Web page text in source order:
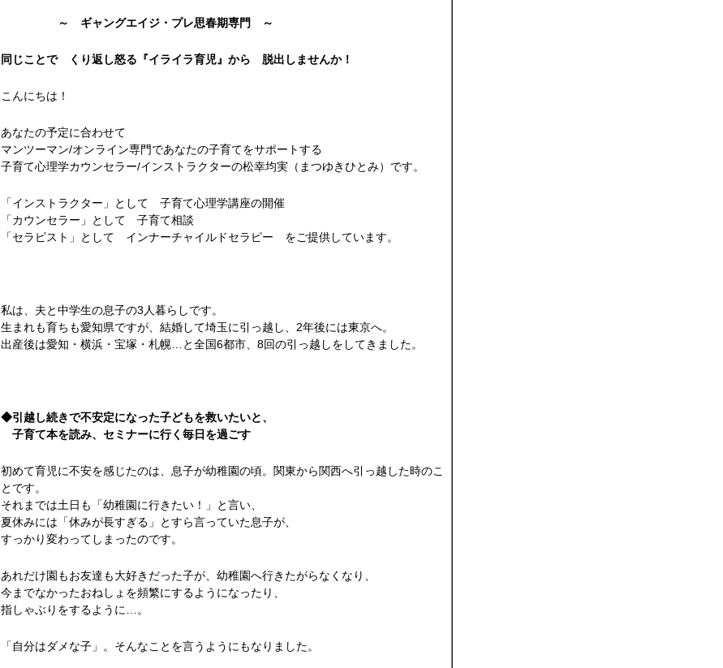
～ ギャングエイジ・プレ思春期専門 ～
同じことで くり返し怒る『イライラ育児』から 脱出しませんか！
こんにちは！
あなたの予定に合わせて
マンツーマン/オンライン専門であなたの子育てをサポートする
子育て心理学カウンセラー/インストラクターの松幸均実（まつゆきひとみ）です。
「インストラクター」として 子育て心理学講座の開催
「カウンセラー」として 子育て相談
「セラピスト」として インナーチャイルドセラピー をご提供しています。
私は、夫と中学生の息子の3人暮らしです。
生まれも育ちも愛知県ですが、結婚して埼玉に引っ越し、2年後には東京へ。
出産後は愛知・横浜・宝塚・札幌…と全国6都市、8回の引っ越しをしてきました。
◆引越し続きで不安定になった子どもを救いたいと、
子育て本を読み、セミナーに行く毎日を過ごす
初めて育児に不安を感じたのは、息子が幼稚園の頃。関東から関西へ引っ越した時のこ
とです。
それまでは土日も「幼稚園に行きたい！」と言い、
夏休みには「休みが長すぎる」とすら言っていた息子が、
すっかり変わってしまったのです。
あれだけ園もお友達も大好きだった子が、幼稚園へ行きたがらなくなり、
今までなかったおねしょを頻繁にするようになったり、
指しゃぶりをするように…。
「自分はダメな子」。そんなことを言うようにもなりました。